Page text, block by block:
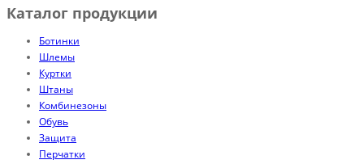
Каталог продукции
Ботинки
Шлемы
Куртки
Штаны
Комбинезоны
Обувь
Защита
Перчатки